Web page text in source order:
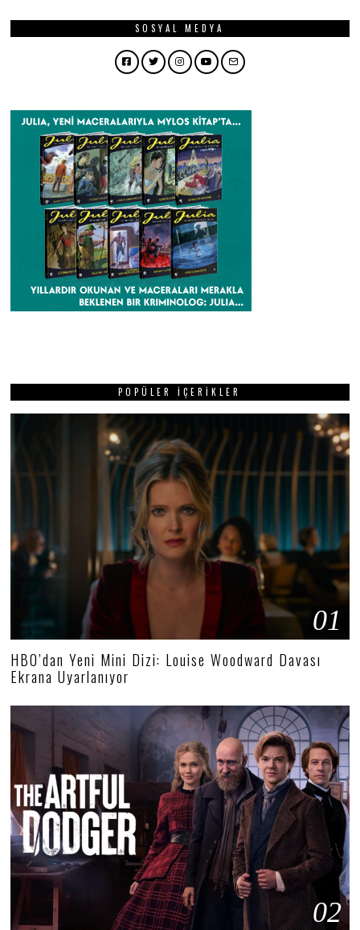
SOSYAL MEDYA
Facebook
TwitterInstagram
YouTubeEmail
POPÜLER İÇERIKLER
01
HBO’dan Yeni Mini Dizi: Louise Woodward Davası
Ekrana Uyarlanıyor
02